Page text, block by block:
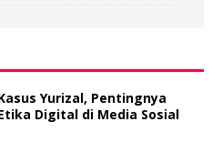
Yurizal, Pentingnya
Digital di Media Sosial